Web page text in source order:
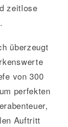
zeitlose
überzeugt
von 300
perfekten
Auftritt